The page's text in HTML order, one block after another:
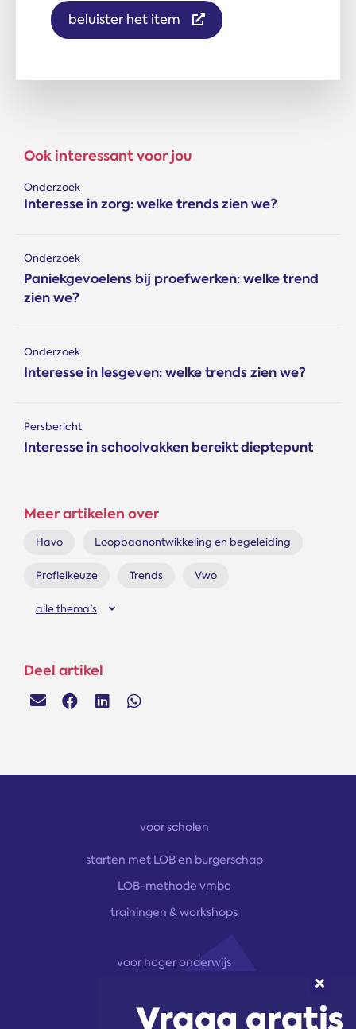
beluister het item
Ook interessant voor jou
Onderzoek
Interesse in zorg: welke trends zien we?
Onderzoek
Paniekgevoelens bij proefwerken: welke trend
zien we?
Onderzoek
Interesse in lesgeven: welke trends zien we?
Persbericht
Interesse in schoolvakken bereikt dieptepunt
Meer artikelen over
Havo Loopbaanontwikkeling en begeleiding
Profielkeuze Trends Vwo
alle thema's
Deel artikel
voor scholen
starten met LOB en burgerschap
LOB-methode vmbo
trainingen & workshops
voor hoger onderwijs
marketingoplossingen